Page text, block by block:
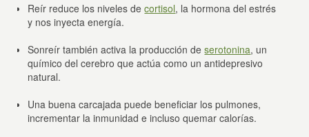
Reír reduce los niveles decortisol, la hormona del estrés
y nos inyecta energía.
Sonreír también activa la producción deserotonina, un
químico del cerebro que actúa como un antidepresivo
natural.
Una buena carcajada puede beneficiar los pulmones,
incrementar la inmunidad e incluso quemar calorías.